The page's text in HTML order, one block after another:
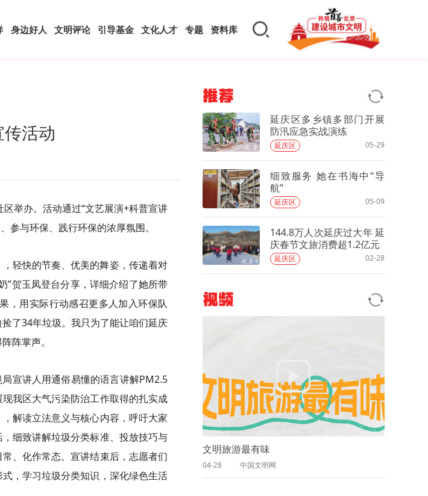
身边好人 文明评论 引导基金 文化人才 专题 资料库
活动
举办。活动通过“文艺展演+科普宣讲
参与环保、践行环保的浓厚氛围。
轻快的节奏、优美的舞姿，传递着对
”贺玉凤登台分享，详细介绍了她所带
，用实际行动感召更多人加入环保队
了34年垃圾。我只为了能让咱们延庆
阵掌声。
宣讲人用通俗易懂的语言讲解PM2.5
我区大气污染防治工作取得的扎实成
解读立法意义与核心内容，呼吁大家
细致讲解垃圾分类标准、投放技巧与
、化作常态。宣讲结束后，志愿者们
，学习垃圾分类知识，深化绿色生活
推荐
延庆区多乡镇多部门开展
防汛应急实战演练
延庆区 05-29
细致服务 她在书海中“导
航”
延庆区 05-09
144.8万人次延庆过大年 延
庆春节文旅消费超1.2亿元
延庆区 02-28
视频
文明旅游最有味
04-28 中国文明网